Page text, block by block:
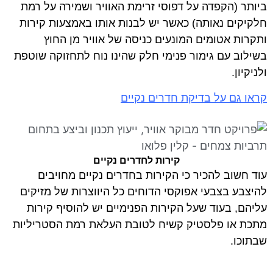
ביותר (הקפדה על דפוסי זרימת האוויר ושמירה על רמת
חלקיקים נאותה) כאשר יש לבנות אותו באמצעות קירות
ותקרות אטומים המונעים כניסה של אוויר מן החוץ
בשילוב עם גימור פנימי חלק שהינו נוח לתחזוקה שוטפת
ולניקיון.
קראו גם על בדיקת חדרים נקיים
קירות לחדרים נקיים
עוד חשוב להכיר כי הקירות בחדרים נקיים מחויבים
להיצבע בצבעי אפוקסי הדוחים כל היווצרות של מזיקים
עליהם, בעוד שעל הקירות הפנימיים יש להוסיף קירות
מתכת או פלסטיק קשיח לטובת העלאת רמת הסטריליות
שבתוכו.